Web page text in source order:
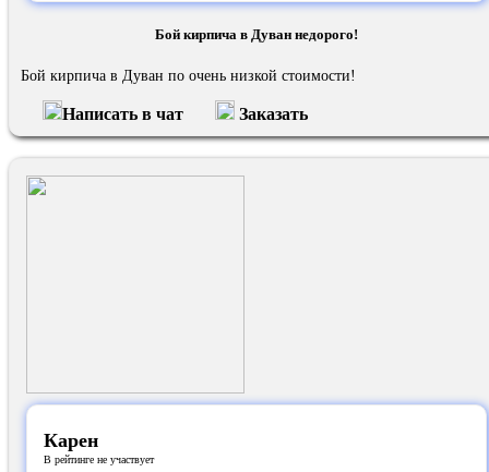
Бой кирпича в Дуван недорого!
Бой кирпича в Дуван по очень низкой стоимости!
Написать в чат Заказать
Карен
В рейтинге не участвует